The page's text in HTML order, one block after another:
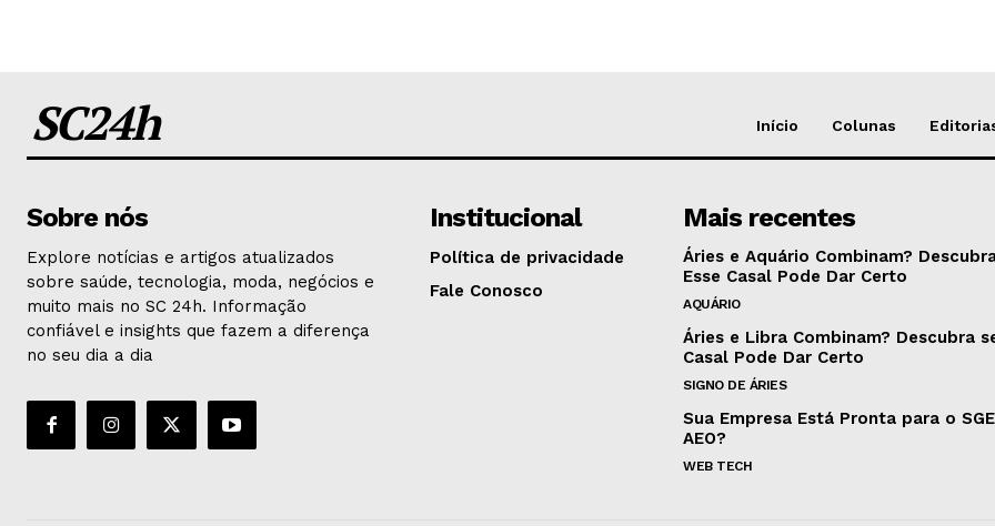
SC24h Início Colunas
Sobre nós
Explore notícias e artigos atualizados
sobre saúde, tecnologia, moda, negócios e
muito mais no SC 24h. Informação
confiável e insights que fazem a diferença
no seu dia a dia
Institucional
Política de privacidade
Fale Conosco
Mais recentes
Áries e Aquário Combinam?
Esse Casal Pode Dar Certo
AQUÁRIO
Áries e Libra Combinam? Descubra
Casal Pode Dar Certo
SIGNO DE ÁRIES
Sua Empresa Está Pronta para o
AEO?
WEB TECH